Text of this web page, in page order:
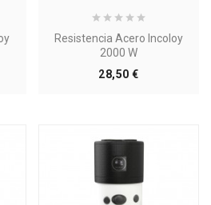
Resistencia Acero Incoloy
2000 W
28,50 €Precio